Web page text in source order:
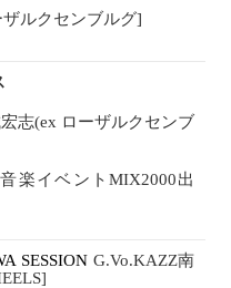
ザルクセンブルグ]
志(ex ローザルクセンブ
楽イベントMIX2000出
SESSION G.Vo.KAZZ南